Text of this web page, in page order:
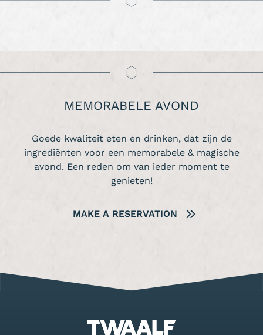
MEMORABELE AVOND
Goede kwaliteit eten en drinken, dat zijn de
ingrediënten voor een memorabele & magische
avond. Een reden om van ieder moment te
genieten!
MAKE A RESERVATION